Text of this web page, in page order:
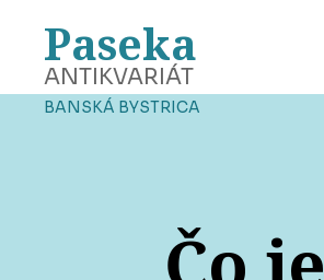
Paseka
ANTIKVARIÁT
BANSKÁ BYSTRICA